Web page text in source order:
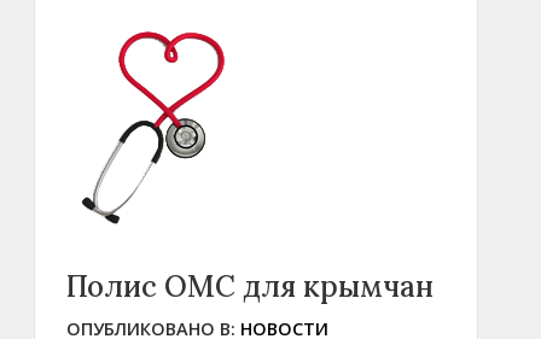
Полис ОМС для крымчан
ОПУБЛИКОВАНО В: НОВОСТИ